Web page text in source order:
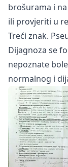
brošurama i
ili provjeriti u
Treći znak.
Dijagnoza se
nepoznate
normalnog i